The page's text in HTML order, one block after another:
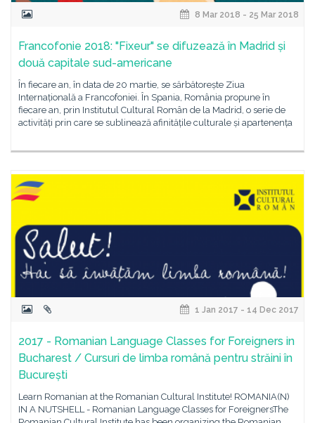
8 Mar 2018 - 25 Mar 2018
Francofonie 2018: "Fixeur" se difuzează în Madrid și
două capitale sud-americane
În fiecare an, în data de 20 martie, se sărbătorește Ziua
Internațională a Francofoniei. În Spania, România propune în
fiecare an, prin Institutul Cultural Român de la Madrid, o serie de
activități prin care se sublinează afinitățile culturale și apartenența
1 Jan 2017 - 14 Dec 2017
2017 - Romanian Language Classes for Foreigners in
Bucharest / Cursuri de limba română pentru străini în
București
Learn Romanian at the Romanian Cultural Institute! ROMANIA(N)
IN A NUTSHELL - Romanian Language Classes for ForeignersThe